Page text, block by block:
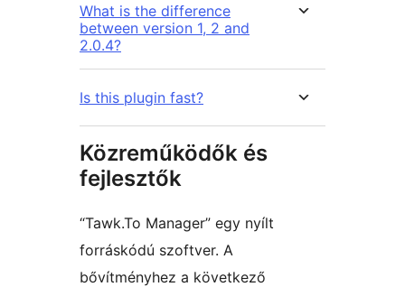
What is the difference
between version 1, 2 and
2.0.4?
Is this plugin fast?
Közreműködők és
fejlesztők
“Tawk.To Manager” egy nyílt
forráskódú szoftver. A
bővítményhez a következő